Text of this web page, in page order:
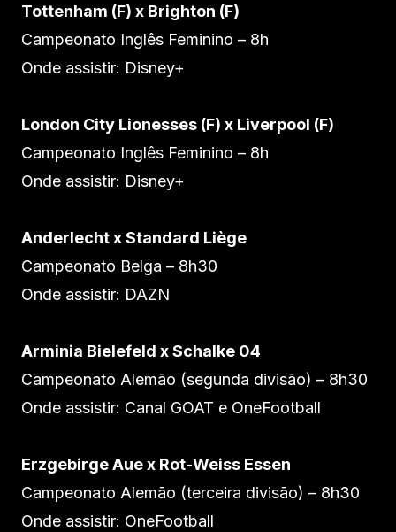
Tottenham (F) x Brighton (F)
Campeonato Inglês Feminino – 8h
Onde assistir: Disney+
London City Lionesses (F) x Liverpool (F)
Campeonato Inglês Feminino – 8h
Onde assistir: Disney+
Anderlecht x Standard Liège
Campeonato Belga – 8h30
Onde assistir: DAZN
Arminia Bielefeld x Schalke 04
Campeonato Alemão (segunda divisão) – 8h30
Onde assistir: Canal GOAT e OneFootball
Erzgebirge Aue x Rot-Weiss Essen
Campeonato Alemão (terceira divisão) – 8h30
Onde assistir: OneFootball